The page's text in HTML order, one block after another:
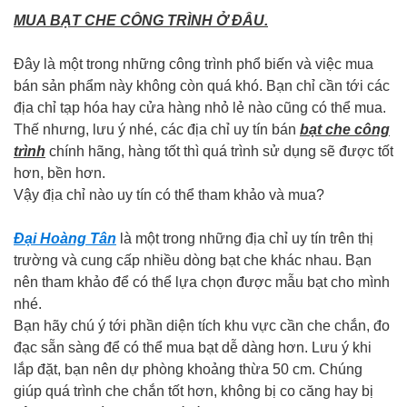
MUA BẠT CHE CÔNG TRÌNH Ở ĐÂU.
Đây là một trong những công trình phổ biến và việc mua
bán sản phẩm này không còn quá khó. Bạn chỉ cần tới các
địa chỉ tạp hóa hay cửa hàng nhỏ lẻ nào cũng có thể mua.
Thế nhưng, lưu ý nhé, các địa chỉ uy tín bán bạt che công
trình chính hãng, hàng tốt thì quá trình sử dụng sẽ được tốt
hơn, bền hơn.
Vậy địa chỉ nào uy tín có thể tham khảo và mua?
Đại Hoàng Tân là một trong những địa chỉ uy tín trên thị
trường và cung cấp nhiều dòng bạt che khác nhau. Bạn
nên tham khảo để có thể lựa chọn được mẫu bạt cho mình
nhé.
Bạn hãy chú ý tới phần diện tích khu vực cần che chắn, đo
đạc sẵn sàng để có thể mua bạt dễ dàng hơn. Lưu ý khi
lắp đặt, bạn nên dự phòng khoảng thừa 50 cm. Chúng
giúp quá trình che chắn tốt hơn, không bị co căng hay bị